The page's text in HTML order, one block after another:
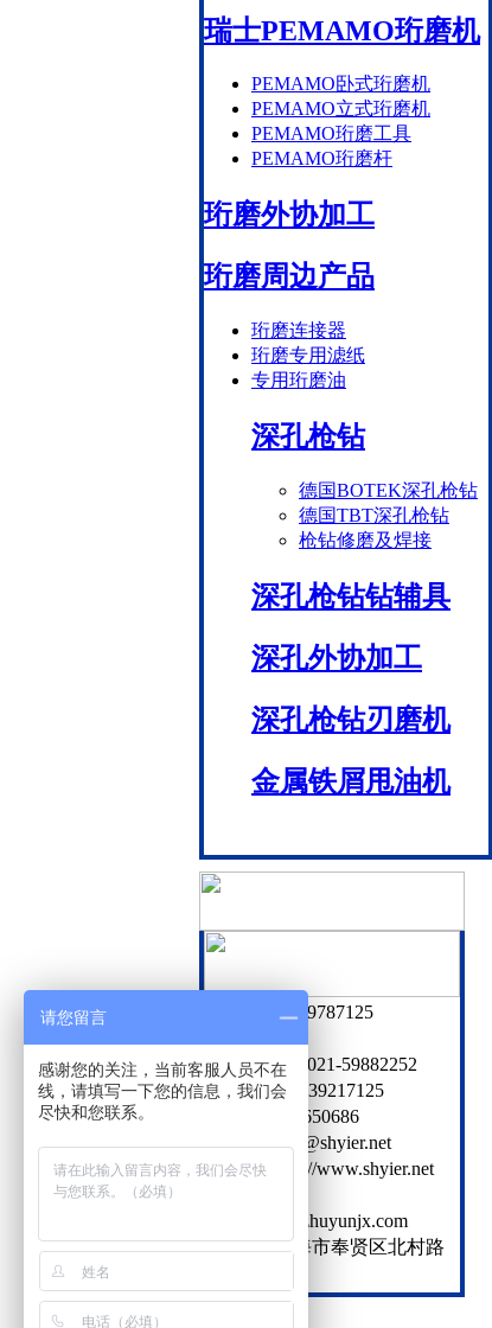
瑞士PEMAMO珩磨机
PEMAMO卧式珩磨机
PEMAMO立式珩磨机
PEMAMO珩磨工具
PEMAMO珩磨杆
珩磨外协加工
珩磨周边产品
珩磨连接器
珩磨专用滤纸
专用珩磨油
深孔枪钻
德国BOTEK深孔枪钻
德国TBT深孔枪钻
枪钻修磨及焊接
深孔枪钻钻辅具
深孔外协加工
深孔枪钻刃磨机
金属铁屑甩油机
电话：18939787125
服务热线：021-59882252
传 真：021-39217125
Q Q：1281650686
邮 箱：sale@shyier.net
网 址：http://www.shyier.net
http://www.zhuyunjx.com
地 址：上海市奉贤区北村路
请您留言
感谢您的关注，当前客服人员不在
线，请填写一下您的信息，我们会
尽快和您联系。